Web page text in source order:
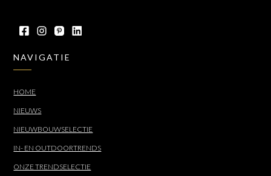
NAVIGATIE
HOME
NIEUWS
NIEUWBOUWSELECTIE
IN- EN OUTDOORTRENDS
ONZE TRENDSELECTIE